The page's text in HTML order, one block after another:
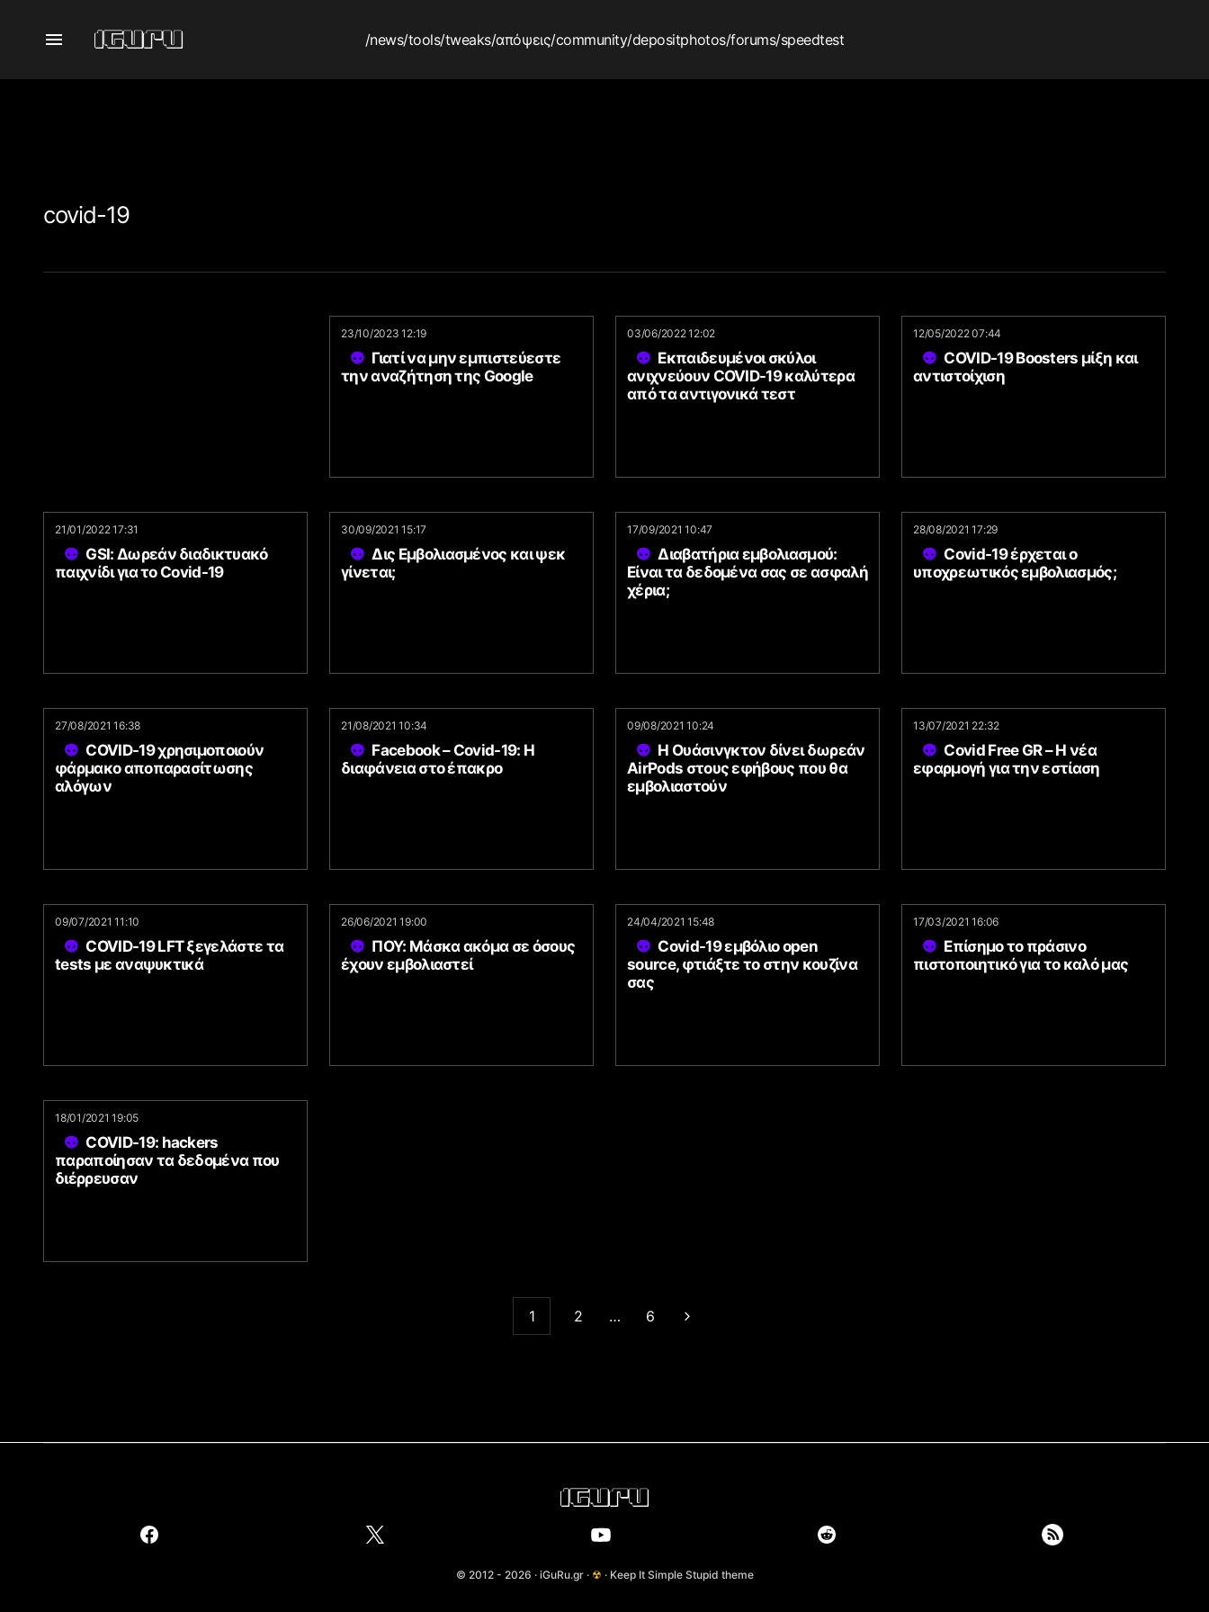
/news/tools/tweaks/απόψεις/community/depositphotos/forums/speedtest
covid-19
23/10/2023 12:19
Γιατί να μην εμπιστεύεστε
την αναζήτηση της Google
03/06/2022 12:02
Εκπαιδευμένοι σκύλοι
ανιχνεύουν COVID-19 καλύτερα
από τα αντιγονικά τεστ
12/05/2022 07:44
COVID-19 Boosters μίξη και
αντιστοίχιση
21/01/2022 17:31
GSI: Δωρεάν διαδικτυακό
παιχνίδι για το Covid-19
30/09/2021 15:17
Δις Εμβολιασμένος και ψεκ
γίνεται;
17/09/2021 10:47
Διαβατήρια εμβολιασμού:
Είναι τα δεδομένα σας σε ασφαλή
χέρια;
28/08/2021 17:29
Covid-19 έρχεται ο
υποχρεωτικός εμβολιασμός;
27/08/2021 16:38
COVID-19 χρησιμοποιούν
φάρμακο αποπαρασίτωσης
αλόγων
21/08/2021 10:34
Facebook – Covid-19: Η
διαφάνεια στο έπακρο
09/08/2021 10:24
Η Ουάσινγκτον δίνει δωρεάν
AirPods στους εφήβους που θα
εμβολιαστούν
13/07/2021 22:32
Covid Free GR – Η νέα
εφαρμογή για την εστίαση
09/07/2021 11:10
COVID-19 LFT ξεγελάστε τα
tests με αναψυκτικά
26/06/2021 19:00
ΠΟΥ: Μάσκα ακόμα σε όσους
έχουν εμβολιαστεί
24/04/2021 15:48
Covid-19 εμβόλιο open
source, φτιάξτε το στην κουζίνα
σας
17/03/2021 16:06
Επίσημο το πράσινο
πιστοποιητικό για το καλό μας
18/01/2021 19:05
COVID-19: hackers
παραποίησαν τα δεδομένα που
διέρρευσαν
1 2 … 6
© 2012 - 2026 · iGuRu.gr · ☢ · Keep It Simple Stupid theme